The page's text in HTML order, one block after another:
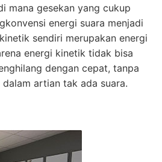
mana gesekan yang cukup
energi suara menjadi
sendiri merupakan energi
energi kinetik tidak bisa
dengan cepat, tanpa
artian tak ada suara.